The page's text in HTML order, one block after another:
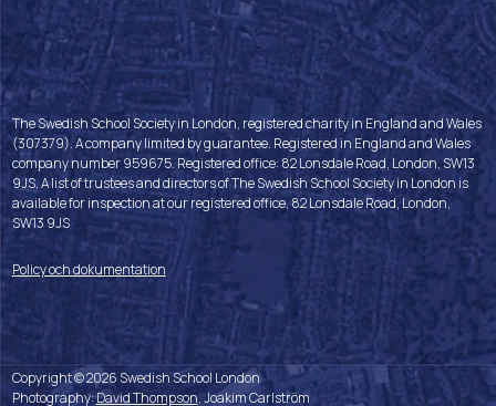
The Swedish School Society in London, registered charity in England and Wales
(307379). A company limited by guarantee. Registered in England and Wales
company number 959675. Registered office: 82 Lonsdale Road, London, SW13
9JS. A list of trustees and directors of The Swedish School Society in London is
available for inspection at our registered office, 82 Lonsdale Road, London,
SW13 9JS
Policy och dokumentation
Copyright © 2026 Swedish School London
Photography:David Thompson, Joakim Carlström